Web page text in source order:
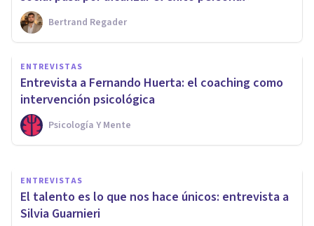
Bertrand Regader
ENTREVISTAS
Entrevista a Fernando Huerta: el coaching como
intervención psicológica
Psicología Y Mente
ENTREVISTAS
La naturaleza del desarrollo
personal: entrevista a Rubén
Camacho
Psicología Y Mente
ENTREVISTAS
El talento es lo que nos hace únicos: entrevista a
Silvia Guarnieri